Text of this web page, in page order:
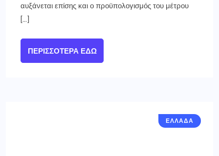
αυξάνεται επίσης και ο προϋπολογισμός του μέτρου
[…]
ΠΕΡΙΣΣΌΤΕΡΑ ΕΔΏ
ΕΛΛΑΔΑ